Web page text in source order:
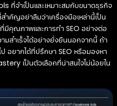
ที่จำเป็นและเหมาะสมกับขนาดธุรกิจ
คัญอย่าลืมว่าเครื่องมือเหล่านี้เป็น
มีคุณภาพและการทำ SEO อย่างต่อ
มสำเร็จได้อย่างยั่งยืนนอกจากนี้ ถ้า
อยากได้ที่ปรึกษา SEO หรือมองหา
เป็นตัวเลือกที่น่าสนใจไม่น้อยใน